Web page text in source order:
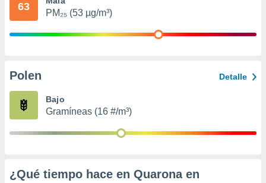
publicidad
de
1199
63
PM₂₅ (53 µg/m³)
Polen Detalle
Bajo
Gramíneas (16 #/m³)
¿Qué tiempo hace en Quarona en